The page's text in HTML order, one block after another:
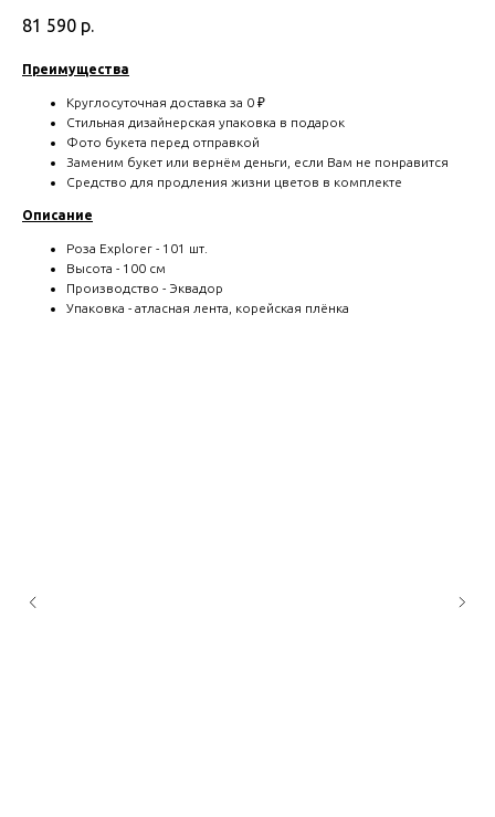
81 590 р.
Преимущества
Круглосуточная доставка за 0 ₽
Стильная дизайнерская упаковка в подарок
Фото букета перед отправкой
Заменим букет или вернём деньги, если Вам не понравится
Средство для продления жизни цветов в комплекте
Описание
Роза Explorer - 101 шт.
Высота - 100 см
Производство - Эквадор
Упаковка - атласная лента, корейская плёнка